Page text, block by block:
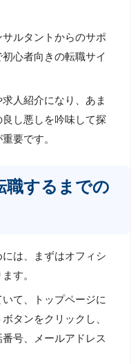
ルタントからのサポ
心者向きの転職サイ
人紹介になり、あま
し悪しを吟味して探
要です。
職するまでの
は、まずはオフィシ
す。
て、トップページに
タンをクリックし、
号、メールアドレス